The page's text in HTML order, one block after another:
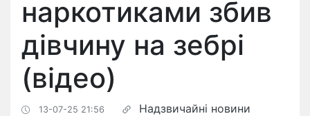
наркотиками збив
дівчину на зебрі
(відео)
13-07-25 21:56 Надзвичайні новини